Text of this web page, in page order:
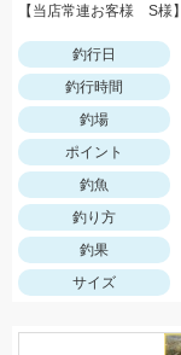
釣行日
釣行時間
釣場
ポイント
釣魚
釣り方
釣果
サイズ